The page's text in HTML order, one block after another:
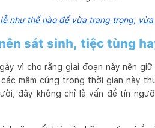
như thế nào để vừa trang trọng,
sát sinh, tiệc tùng
vì cho rằng giai đoạn này nên
mâm cúng trong thời gian này
đây không chỉ là vấn đề tín